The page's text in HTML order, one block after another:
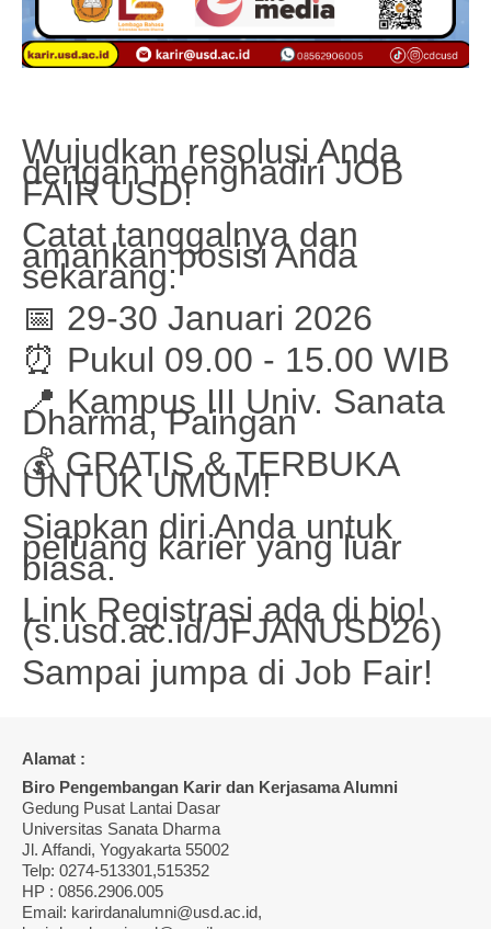
Wujudkan resolusi Anda
dengan menghadiri JOB
FAIR USD!
Catat tanggalnya dan
amankan posisi Anda
sekarang:
📅 29-30 Januari 2026
⏰ Pukul 09.00 - 15.00 WIB
📍 Kampus III Univ. Sanata
Dharma, Paingan
💰 GRATIS & TERBUKA
UNTUK UMUM!
Siapkan diri Anda untuk
peluang karier yang luar
biasa.
Link Registrasi ada di bio!
(s.usd.ac.id/JFJANUSD26)
Sampai jumpa di Job Fair!
Alamat :
Biro Pengembangan Karir dan Kerjasama Alumni
Gedung Pusat Lantai Dasar
Universitas Sanata Dharma
Jl. Affandi, Yogyakarta 55002
Telp: 0274-513301,515352
HP : 0856.2906.005
Email: karirdanalumni@usd.ac.id,